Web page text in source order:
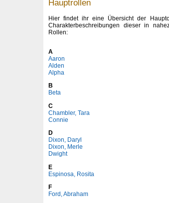
Hauptrollen
Hier findet ihr eine Übersicht der
Charakterbeschreibungen dieser in
Rollen:
A
Aaron
Alden
Alpha
B
Beta
C
Chambler, Tara
Connie
D
Dixon, Daryl
Dixon, Merle
Dwight
E
Espinosa, Rosita
F
Ford, Abraham